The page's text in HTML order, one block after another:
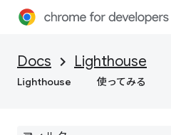
Docs Lighthouse
Lighthouse 使ってみる